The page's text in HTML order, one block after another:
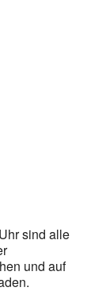
sind alle
und auf